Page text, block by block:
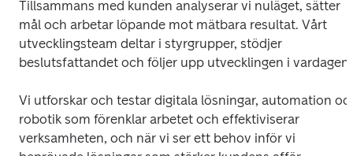
Tillsammans med kunden analyserar vi nuläget, sätter
mål och arbetar löpande mot mätbara resultat. Vårt
utvecklingsteam deltar i styrgrupper, stödjer
beslutsfattandet och följer upp utvecklingen i
Vi utforskar och testar digitala lösningar, automation
robotik som förenklar arbetet och effektiviserar
verksamheten, och när vi ser ett behov inför vi